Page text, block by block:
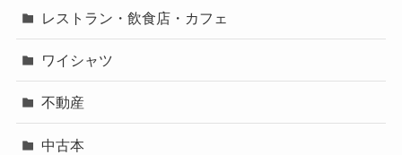
レストラン・飲食店・カフェ
ワイシャツ
不動産
中古本